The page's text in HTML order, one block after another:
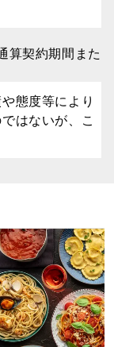
算契約期間また
態度等により
はないが、こ